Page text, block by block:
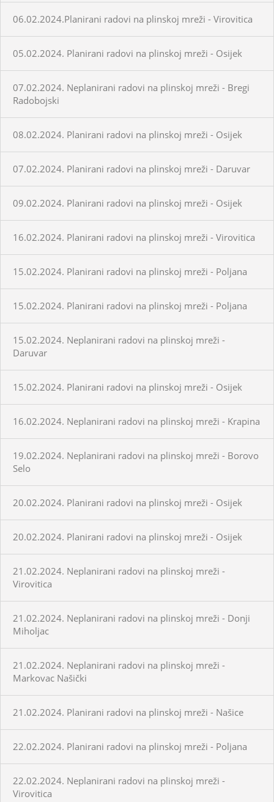
06.02.2024.Planirani radovi na plinskoj mreži - Virovitica
05.02.2024. Planirani radovi na plinskoj mreži - Osijek
07.02.2024. Neplanirani radovi na plinskoj mreži - Bregi
Radobojski
08.02.2024. Planirani radovi na plinskoj mreži - Osijek
07.02.2024. Planirani radovi na plinskoj mreži - Daruvar
09.02.2024. Planirani radovi na plinskoj mreži - Osijek
16.02.2024. Planirani radovi na plinskoj mreži - Virovitica
15.02.2024. Planirani radovi na plinskoj mreži - Poljana
15.02.2024. Planirani radovi na plinskoj mreži - Poljana
15.02.2024. Neplanirani radovi na plinskoj mreži -
Daruvar
15.02.2024. Planirani radovi na plinskoj mreži - Osijek
16.02.2024. Neplanirani radovi na plinskoj mreži - Krapina
19.02.2024. Neplanirani radovi na plinskoj mreži - Borovo
Selo
20.02.2024. Planirani radovi na plinskoj mreži - Osijek
20.02.2024. Planirani radovi na plinskoj mreži - Osijek
21.02.2024. Neplanirani radovi na plinskoj mreži -
Virovitica
21.02.2024. Neplanirani radovi na plinskoj mreži - Donji
Miholjac
21.02.2024. Neplanirani radovi na plinskoj mreži -
Markovac Našički
21.02.2024. Planirani radovi na plinskoj mreži - Našice
22.02.2024. Planirani radovi na plinskoj mreži - Poljana
22.02.2024. Neplanirani radovi na plinskoj mreži -
Virovitica